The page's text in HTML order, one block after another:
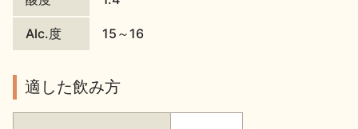
Alc.度 15～16
適した飲み方